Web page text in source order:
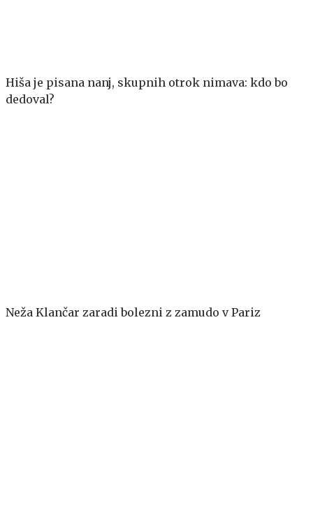
Hiša je pisana nanj, skupnih otrok nimava: kdo bo
dedoval?
Neža Klančar zaradi bolezni z zamudo v Pariz